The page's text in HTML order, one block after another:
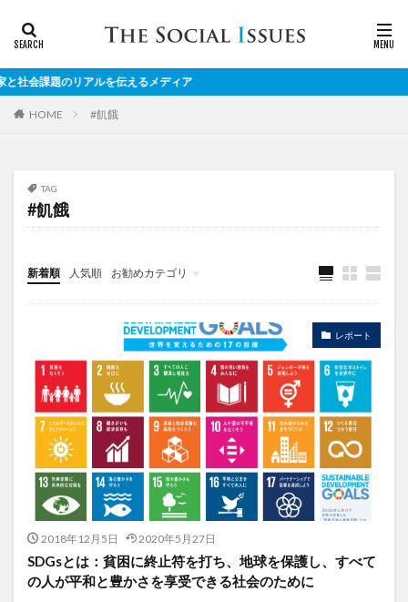
課題のリアルを伝えるメディア
HOME #飢餓
TAG
#飢餓
新着順 人気順 お勧めカテゴリ
対談
レポート
2018年12月5日 2020年5月27日
SDGsとは：貧困に終止符を打ち、地球を保護し、すべて
の人が平和と豊かさを享受できる社会のために